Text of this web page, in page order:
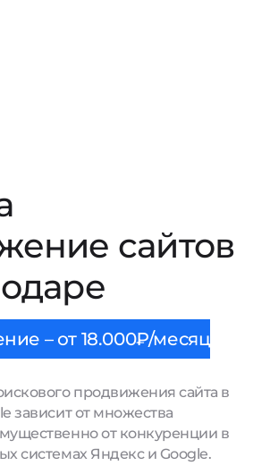
сайтов
– от 18.000₽/месяц
продвижения сайта в
зависит от множества
от конкуренции в
системах Яндекс и Google.